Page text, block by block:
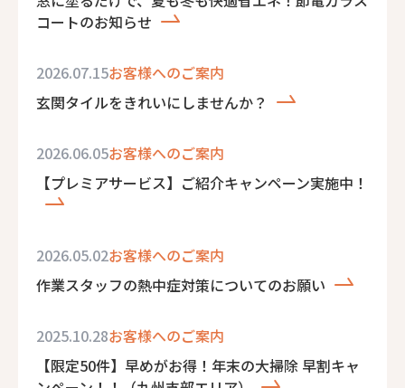
コートのお知らせ
2026.07.15お客様へのご案内
玄関タイルをきれいにしませんか？
2026.06.05お客様へのご案内
【プレミアサービス】ご紹介キャンペーン実施中！
2026.05.02お客様へのご案内
作業スタッフの熱中症対策についてのお願い
2025.10.28お客様へのご案内
【限定50件】早めがお得！年末の大掃除 早割キャ